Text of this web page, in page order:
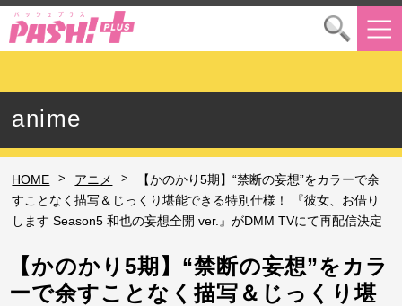
anime
HOME > アニメ >
【かのかり5期】“禁断の妄想”をカラーで余
すことなく描写＆じっくり堪能できる特別仕様！ 『彼女、お借り
します Season5 和也の妄想全開 ver.』がDMM TVにて再配信決定
【かのかり5期】“禁断の妄想”をカラ
ーで余すことなく描写＆じっくり堪